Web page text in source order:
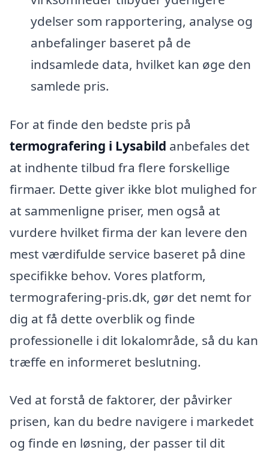
ydelser som rapportering, analyse og
anbefalinger baseret på de
indsamlede data, hvilket kan øge den
samlede pris.
For at finde den bedste pris på
termografering i Lysabild anbefales det
at indhente tilbud fra flere forskellige
firmaer. Dette giver ikke blot mulighed for
at sammenligne priser, men også at
vurdere hvilket firma der kan levere den
mest værdifulde service baseret på dine
specifikke behov. Vores platform,
termografering-pris.dk, gør det nemt for
dig at få dette overblik og finde
professionelle i dit lokalområde, så du kan
træffe en informeret beslutning.
Ved at forstå de faktorer, der påvirker
prisen, kan du bedre navigere i markedet
og finde en løsning, der passer til dit